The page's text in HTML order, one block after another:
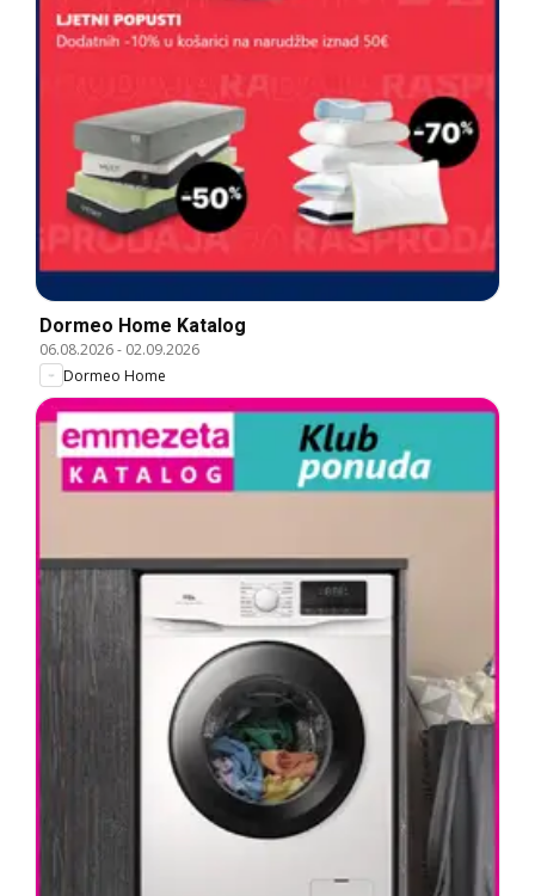
Dormeo Home Katalog
06.08.2026- 02.09.2026
Dormeo Home